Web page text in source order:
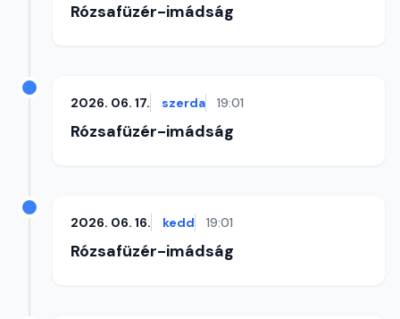
Rózsafüzér-imádság
2026. 06. 17. szerda 19:01
Rózsafüzér-imádság
2026. 06. 16. kedd 19:01
Rózsafüzér-imádság